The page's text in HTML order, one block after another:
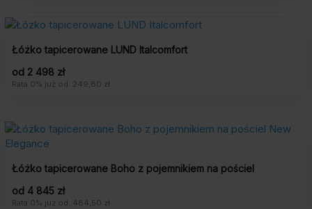
Łóżko tapicerowane LUND Italcomfort
od 2 498 zł
Rata 0% już od: 249,80 zł
Łóżko tapicerowane Boho z pojemnikiem na pościel
od 4 845 zł
Rata 0% już od: 484,50 zł